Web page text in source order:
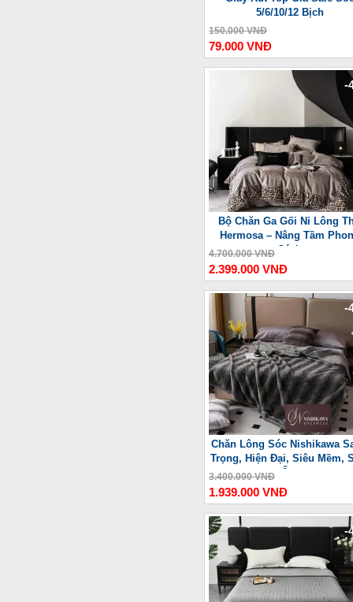
5/6/10/12 Bịch
150.000 VNĐ
79.000 VNĐ
-
Bộ Chăn Ga Gối Nỉ Lông
Hermosa – Nâng Tầm
Cách
4.700.000 VNĐ
2.399.000 VNĐ
-
Chăn Lông Sóc Nishikawa
Trọng, Hiện Đại, Siêu Mềm,
Ấm
3.400.000 VNĐ
1.939.000 VNĐ
-